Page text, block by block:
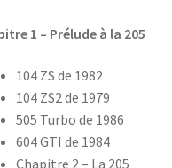
à
1 – Prélude à la 205
104 ZS de 1982
104 ZS2 de 1979
505 Turbo de 1986
604 GTI de 1984
Chapitre 2 – La 205